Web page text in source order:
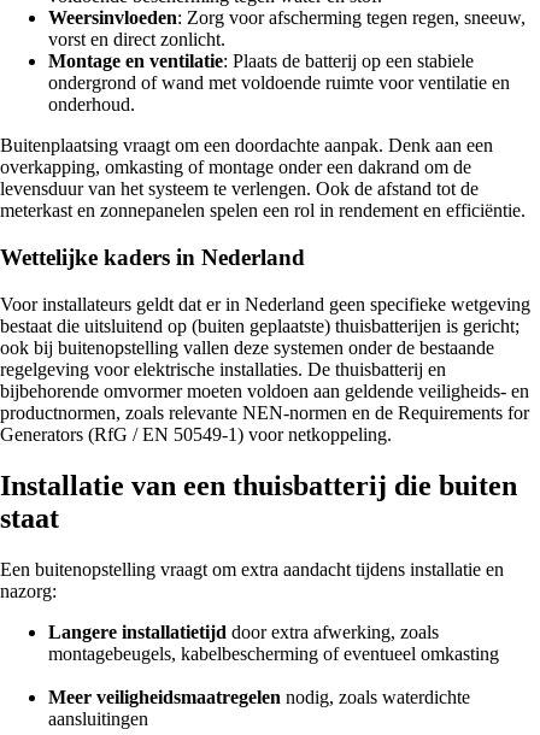
Weersinvloeden: Zorg voor afscherming tegen regen, sneeuw,
vorst en direct zonlicht.
Montage en ventilatie: Plaats de batterij op een stabiele
ondergrond of wand met voldoende ruimte voor ventilatie en
onderhoud.
Buitenplaatsing vraagt om een doordachte aanpak. Denk aan een
overkapping, omkasting of montage onder een dakrand om de
levensduur van het systeem te verlengen. Ook de afstand tot de
meterkast en zonnepanelen spelen een rol in rendement en efficiëntie.
Wettelijke kaders in Nederland
Voor installateurs geldt dat er in Nederland geen specifieke wetgeving
bestaat die uitsluitend op (buiten geplaatste) thuisbatterijen is gericht;
ook bij buitenopstelling vallen deze systemen onder de bestaande
regelgeving voor elektrische installaties. De thuisbatterij en
bijbehorende omvormer moeten voldoen aan geldende veiligheids- en
productnormen, zoals relevante NEN-normen en de Requirements for
Generators (RfG / EN 50549-1) voor netkoppeling.
Installatie van een thuisbatterij die buiten
staat
Een buitenopstelling vraagt om extra aandacht tijdens installatie en
nazorg:
Langere installatietijd door extra afwerking, zoals
montagebeugels, kabelbescherming of eventueel omkasting
Meer veiligheidsmaatregelen nodig, zoals waterdichte
aansluitingen